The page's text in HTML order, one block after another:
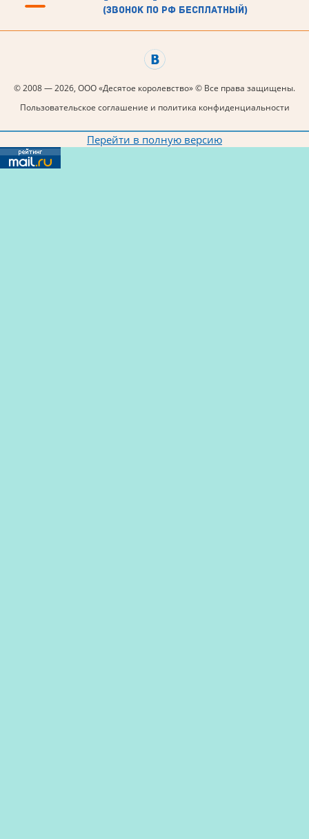
(звонок по рф бесплатный)
© 2008 — 2026, ООО «Десятое королевство» © Все права защищены.
Пользовательское соглашение и политика конфиденциальности
Перейти в полную версию